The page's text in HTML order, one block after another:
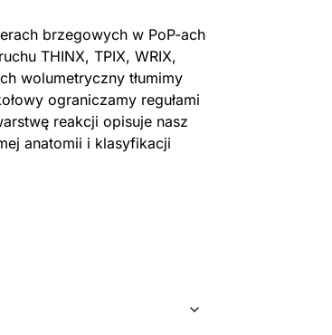
brzegowych w PoP-ach
THINX, TPIX, WRIX,
wolumetryczny tłumimy
ograniczamy regułami
reakcji opisuje nasz
anatomii i klasyfikacji